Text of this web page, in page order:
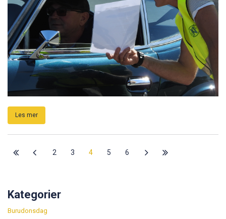
Les mer
2 3 4 5 6
Kategorier
Burudonsdag